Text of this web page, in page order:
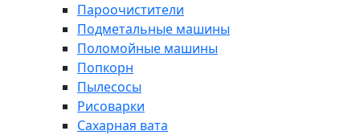
Пароочистители
Подметальные машины
Поломойные машины
Попкорн
Пылесосы
Рисоварки
Сахарная вата